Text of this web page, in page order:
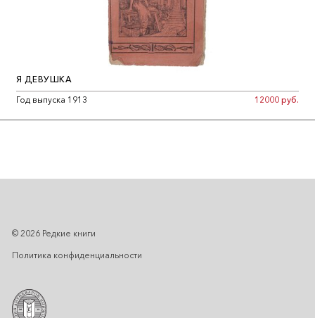
Я ДЕВУШКА
Год выпуска 1913
12000 руб.
© 2026 Редкие книги
Политика конфиденциальности